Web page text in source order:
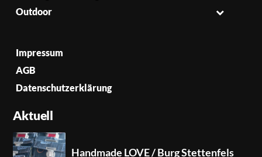
Outdoor
Impressum
AGB
Datenschutzerklärung
Aktuell
Handmade LOVE / Burg Stettenfels